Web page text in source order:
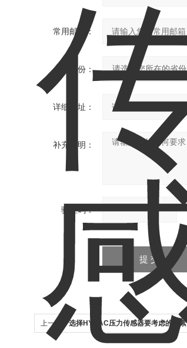
常用邮箱：
省份：
详细地址：
补充说明：
验证码：
上一个：选择HYDAC压力传感器要考虑的因素